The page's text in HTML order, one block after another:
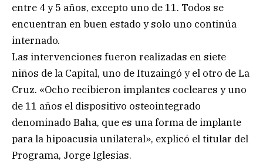
entre 4 y 5 años, excepto uno de 11. Todos se
encuentran en buen estado y solo uno continúa
internado.
Las intervenciones fueron realizadas en siete
niños de la Capital, uno de Ituzaingó y el otro de La
Cruz. «Ocho recibieron implantes cocleares y uno
de 11 años el dispositivo osteointegrado
denominado Baha, que es una forma de implante
para la hipoacusia unilateral», explicó el titular del
Programa, Jorge Iglesias.